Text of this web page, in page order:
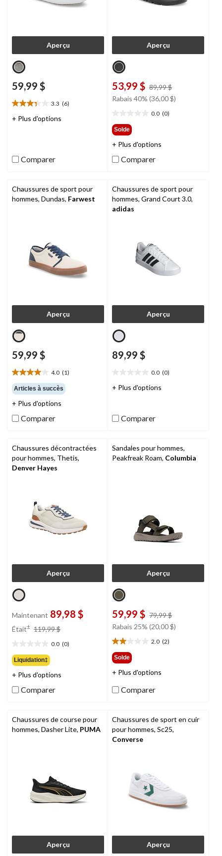
Aperçu
59,99 $
3.3 (6)
3.3
étoile(s)
évaluations
+ Plus d'options
Comparer
Aperçu
53,99 $ 89,99 $
était
Rabais 40% (36,00 $)
0.0 (0)
étoile(s)
sur
5.
Solde
+ Plus d'options
Comparer
Chaussures de sport pour
hommes, Dundas, Farwest
Aperçu
59,99 $
4.0 (1)
4.0
étoile(s)
sur
5.
1
évaluation
Articles à succès
+ Plus d'options
Comparer
Chaussures de sport pour
hommes, Grand Court 3.0,
adidas
Aperçu
89,99 $
0.0 (0)
étoile(s)
+ Plus d'options
Comparer
Chaussures décontractées
pour hommes, Thetis,
Denver Hayes
Aperçu
Maintenant 89,98 $
Était± 119,99 $
119,99 $
0.0 (0)
étoile(s)
sur
5.
Liquidation‡
+ Plus d'options
Comparer
Sandales pour hommes,
Peakfreak Roam, Columbia
Aperçu
59,99 $ 79,99 $
était
Rabais 25% (20,00 $)
2.0 (2)
2.0
étoile(s)
sur
5.
évaluations
Solde
+ Plus d'options
Comparer
Chaussures de course pour
hommes, Dasher Lite, PUMA
Aperçu
Chaussures de sport en cuir
pour hommes, Sc25,
Converse
Aperçu